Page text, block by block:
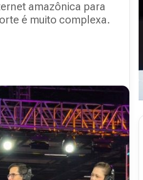
amazônica para
é muito complexa.
Revista
Abranet